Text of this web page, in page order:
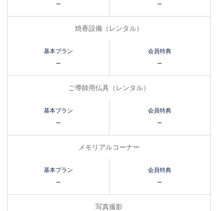
– –
焼香設備（レンタル）
– –
ご導師用仏具（レンタル）
– –
メモリアルコーナー
– –
写真撮影